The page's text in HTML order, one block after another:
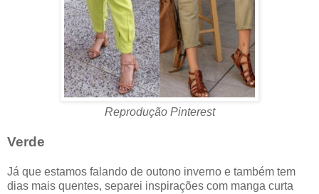
Reprodução Pinterest
Verde
Já que estamos falando de outono inverno e também tem
dias mais quentes, separei inspirações com manga curta